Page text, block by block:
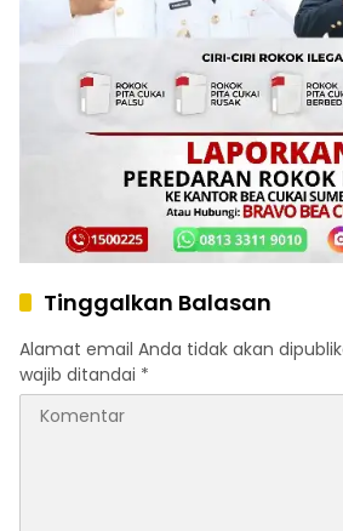
Tinggalkan Balasan
Alamat email Anda tidak akan
wajib ditandai *